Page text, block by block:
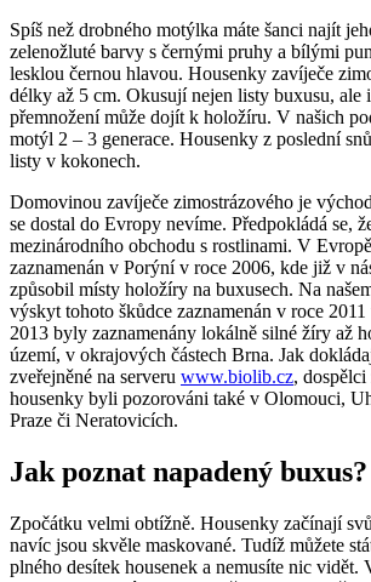
Spíš než drobného motýlka máte šanci najít
zelenožluté barvy s černými pruhy a bílými
lesklou černou hlavou. Housenky zavíječe
délky až 5 cm. Okusují nejen listy buxusu, ale
přemnožení může dojít k holožíru. V našich
motýl 2 – 3 generace. Housenky z poslední
listy v kokonech.
Domovinou zavíječe zimostrázového je
se dostal do Evropy nevíme. Předpokládá se,
mezinárodního obchodu s rostlinami. V
zaznamenán v Porýní v roce 2006, kde již v
způsobil místy holožíry na buxusech. Na
výskyt tohoto škůdce zaznamenán v roce
2013 byly zaznamenány lokálně silné žíry až
území, v okrajových částech Brna. Jak
zveřejněné na serveru www.biolib.cz,
housenky byli pozorováni také v Olomouci,
Praze či Neratovicích.
Jak poznat napadený buxus?
Zpočátku velmi obtížně. Housenky začínají
navíc jsou skvěle maskované. Tudíž můžete
plného desítek housenek a nemusíte nic vidět.